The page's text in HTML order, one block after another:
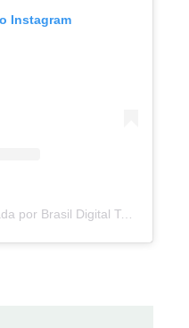
Instagram
Uma publicação compartilhada por Brasil Digital Telecom (@brasildigitaltelecom)